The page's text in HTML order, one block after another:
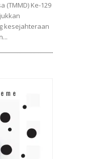
(TMMD) Ke-129
kesejahteraan